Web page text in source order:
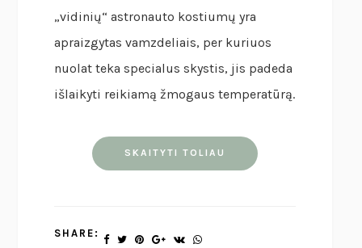
„vidinių“ astronauto kostiumų yra
apraizgytas vamzdeliais, per kuriuos
nuolat teka specialus skystis, jis padeda
išlaikyti reikiamą žmogaus temperatūrą.
SKAITYTI TOLIAU
SHARE: